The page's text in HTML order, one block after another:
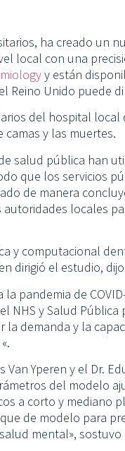
ha creado un
local con una
y están
Unido puede
del hospital local
y las muertes.
salud pública han
que los servicios
de manera
locales
y computacional
dirigió el estudio,
pandemia de
NHS y Salud
demanda y la
Van Yperen y el Dr.
del modelo
a corto y mediano
de modelo para
mental»,